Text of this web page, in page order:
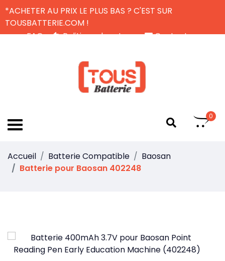
*ACHETER AU PRIX LE PLUS BAS ? C'EST SUR
TOUSBATTERIE.COM !
FAQ
Politique de retour
Contactez-nous
0
Accueil Batterie Compatible
Baosan
Batterie pour Baosan 402248